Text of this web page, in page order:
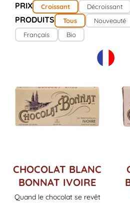
PRIX Croissant Décroissant
PRODUITS Tous Nouveauté
Français
Bio
CHOCOLAT BLANC
BONNAT IVOIRE
Quand le chocolat se revêt